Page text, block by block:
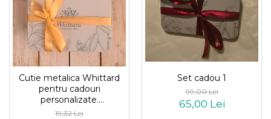
Cutie metalica Whittard
pentru cadouri
personalizate.
dimensiuni21x16x7.5
19,32 Lei
Set cadou 1
99,00 Lei
65,00 Lei